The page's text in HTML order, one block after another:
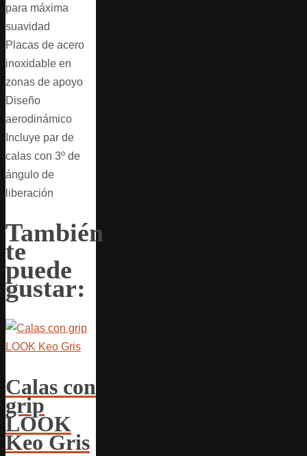
para máxima
suavidad
Placas de acero
inoxidable en
zonas de apoyo
Diseño
aerodinámico
Incluye par de
calas con 3º de
ángulo de
liberación
También
te
puede
gustar:
Calas con
grip
LOOK
Keo Gris